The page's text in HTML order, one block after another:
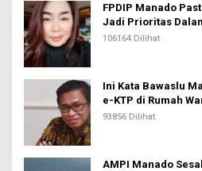
FPDIP Manado
Jadi Prioritas
106164 Dilihat
Ini Kata Bawaslu
e-KTP di Rumah
93856 Dilihat
AMPI Manado